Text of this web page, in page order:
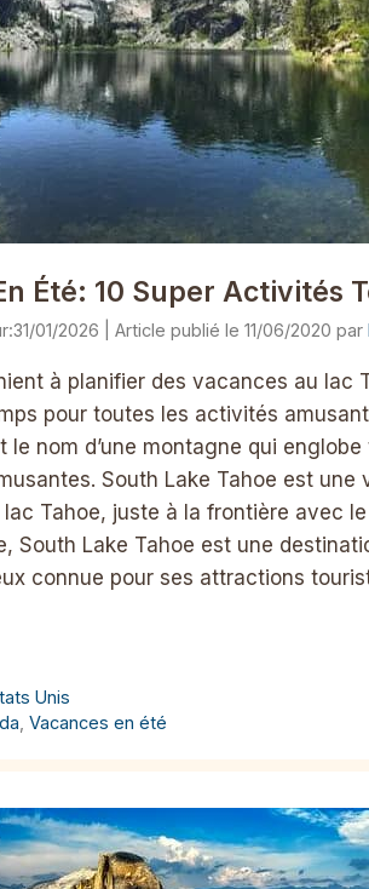
Été: 10 Super Activités
31/01/2026 11/06/2020 par
à planifier des vacances au lac
pour toutes les activités
le nom d’une montagne qui
South Lake Tahoe est
Tahoe, juste à la frontière avec
South Lake Tahoe est une
connue pour ses attractions
Unis
,Vacances en été